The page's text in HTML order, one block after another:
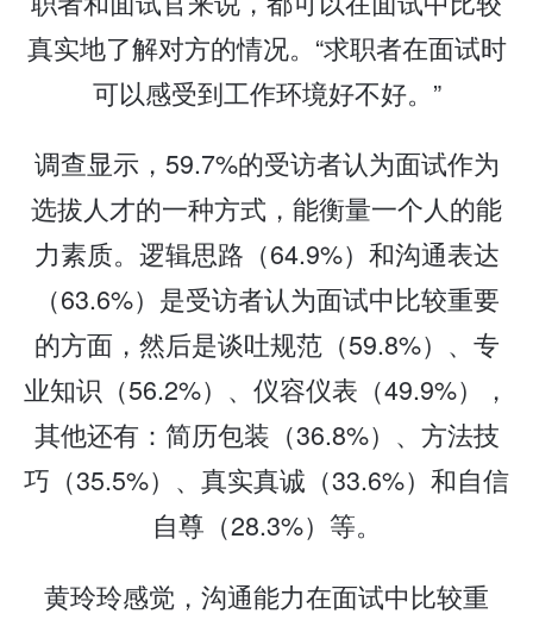
真实地了解对方的情况。“求职者在面试时
可以感受到工作环境好不好。”
调查显示，59.7%的受访者认为面试作为
选拔人才的一种方式，能衡量一个人的能
力素质。逻辑思路（64.9%）和沟通表达
（63.6%）是受访者认为面试中比较重要
的方面，然后是谈吐规范（59.8%）、专
业知识（56.2%）、仪容仪表（49.9%），
其他还有：简历包装（36.8%）、方法技
巧（35.5%）、真实真诚（33.6%）和自信
自尊（28.3%）等。
黄玲玲感觉，沟通能力在面试中比较重